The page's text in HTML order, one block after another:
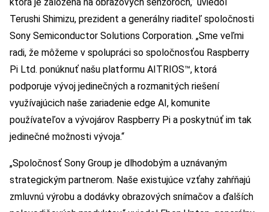
ktorá je založená na obrazových senzoroch,“ uviedol
Terushi Shimizu, prezident a generálny riaditeľ spoločnosti
Sony Semiconductor Solutions Corporation. „Sme veľmi
radi, že môžeme v spolupráci so spoločnosťou Raspberry
Pi Ltd. ponúknuť našu platformu AITRIOS™, ktorá
podporuje vývoj jedinečných a rozmanitých riešení
využívajúcich naše zariadenie edge AI, komunite
používateľov a vývojárov Raspberry Pi a poskytnúť im tak
jedinečné možnosti vývoja.“
„Spoločnosť Sony Group je dlhodobým a uznávaným
strategickým partnerom. Naše existujúce vzťahy zahŕňajú
zmluvnú výrobu a dodávky obrazových snímačov a ďalších